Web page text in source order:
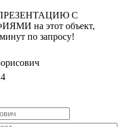
С
на этот объект,
по запросу!